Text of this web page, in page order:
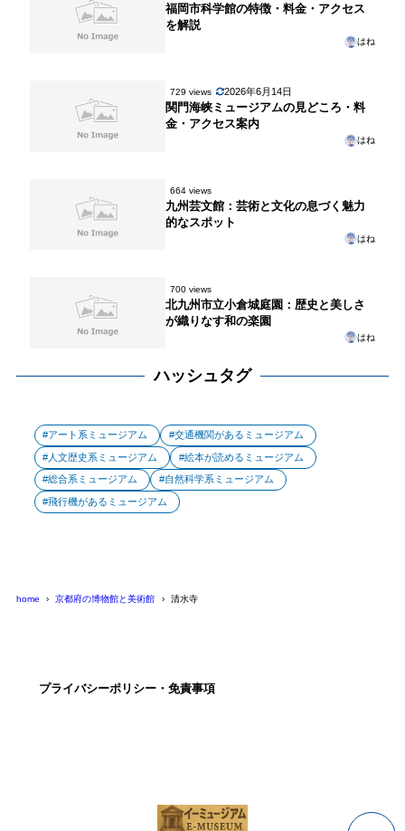
福岡市科学館の特徴・料金・アクセス
を解説
はね
729 views 2026年6月14日
関門海峡ミュージアムの見どころ・料
金・アクセス案内
はね
664 views
九州芸文館：芸術と文化の息づく魅力
的なスポット
はね
700 views
北九州市立小倉城庭園：歴史と美しさ
が織りなす和の楽園
はね
ハッシュタグ
アート系ミュージアム 交通機関があるミュージアム
人文歴史系ミュージアム 絵本が読めるミュージアム
総合系ミュージアム 自然科学系ミュージアム
飛行機があるミュージアム
home 京都府の博物館と美術館 清水寺
プライバシーポリシー・免責事項